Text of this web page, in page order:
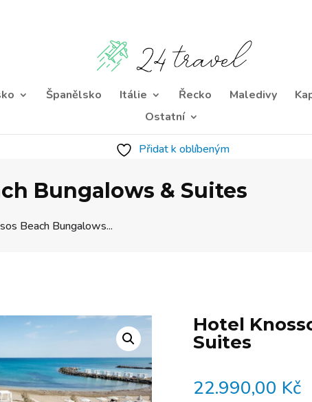
Španělsko Itálie Řecko Maledivy
Ostatní
Přidat k oblíbeným
Bungalows & Suites
Beach Bungalows...
Hotel
Suites
22.990,00 Kč